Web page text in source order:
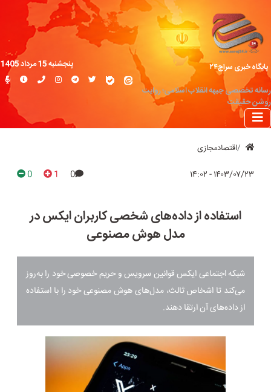
پایگاه خبری سراج۲۴
رسانه تخصصی جبهه انقلاب اسلامی؛ روایت
روشن حقیقت
پنجشنبه 15 مرداد 1405
اقتصادمجازی
۱۴۰۳/۰۷/۲۳ - ۱۴:۰۲ 0
1
0
استفاده از داده‌های شخصی کاربران ایکس در
مدل‌ هوش مصنوعی
شبکه اجتماعی ایکس قوانین سرویس و حریم خصوصی خود را به‌روز
می‌کند تا اشخاص ثالث، مدل‌های هوش مصنوعی خود را با استفاده
از داده‌های آن ارتقا دهند.